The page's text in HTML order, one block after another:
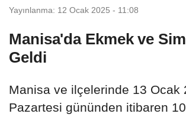
Yayınlanma: 12 Ocak 2025 - 11:08
Manisa'da Ekmek ve
Geldi
Manisa ve ilçelerinde 13 Ocak
Pazartesi gününden itibaren